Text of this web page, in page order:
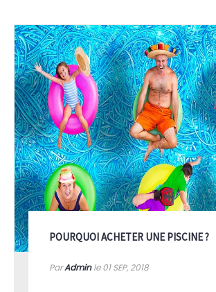
POURQUOI ACHETER UNE PISCINE ?
ParAdminle 01SEP, 2018